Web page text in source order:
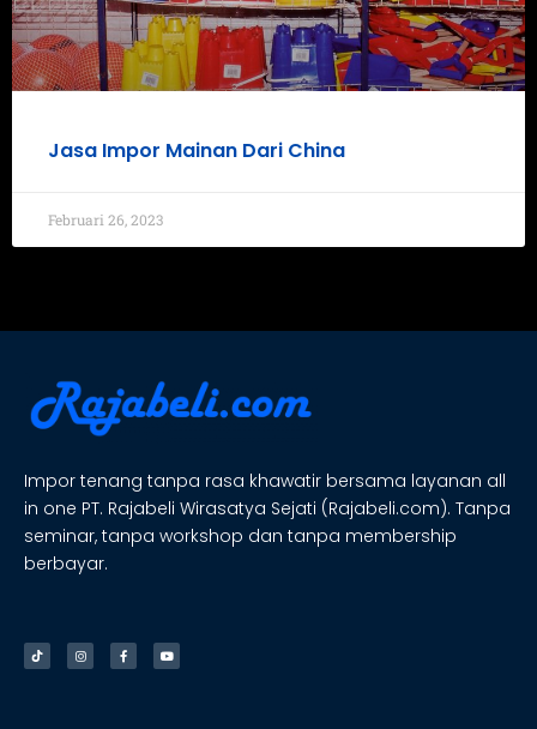
Jasa Impor Mainan Dari China
Februari 26, 2023
Impor tenang tanpa rasa khawatir bersama layanan all
in one PT. Rajabeli Wirasatya Sejati (Rajabeli.com). Tanpa
seminar, tanpa workshop dan tanpa membership
berbayar.